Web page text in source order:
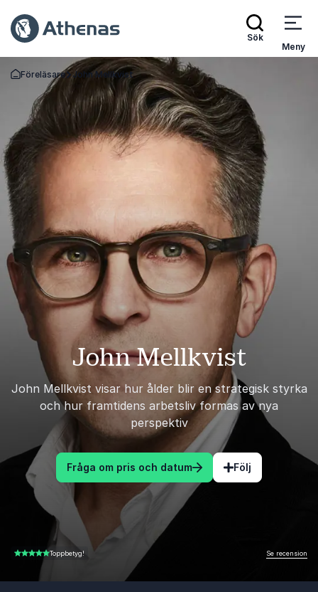
Sök
Meny
Gå tillbaka till startsidan
Föreläsare John Mellkvist
John Mellkvist
John Mellkvist visar hur ålder blir en strategisk styrka
och hur framtidens arbetsliv formas av nya
perspektiv
Fråga om pris och datum Följ
4.50 av 5 Toppbetyg! Se recension